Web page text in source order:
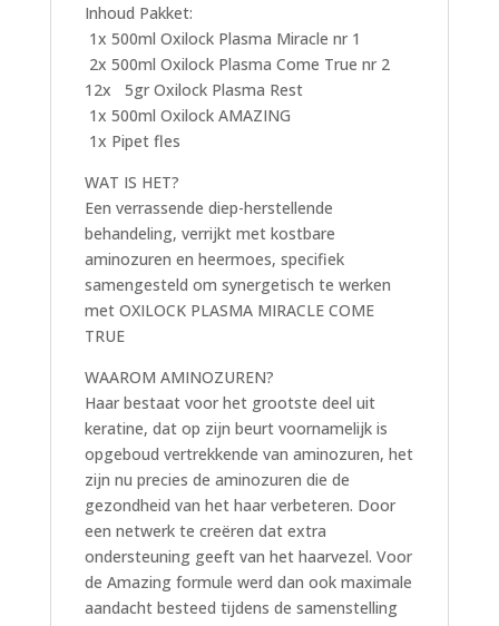
Inhoud Pakket:
1x 500ml Oxilock Plasma Miracle nr 1
2x 500ml Oxilock Plasma Come True nr 2
12x 5gr Oxilock Plasma Rest
1x 500ml Oxilock AMAZING
1x Pipet fles
WAT IS HET?
Een verrassende diep-herstellende
behandeling, verrijkt met kostbare
aminozuren en heermoes, specifiek
samengesteld om synergetisch te werken
met OXILOCK PLASMA MIRACLE COME
TRUE
WAAROM AMINOZUREN?
Haar bestaat voor het grootste deel uit
keratine, dat op zijn beurt voornamelijk is
opgeboud vertrekkende van aminozuren, het
zijn nu precies de aminozuren die de
gezondheid van het haar verbeteren. Door
een netwerk te creëren dat extra
ondersteuning geeft van het haarvezel. Voor
de Amazing formule werd dan ook maximale
aandacht besteed tijdens de samenstelling